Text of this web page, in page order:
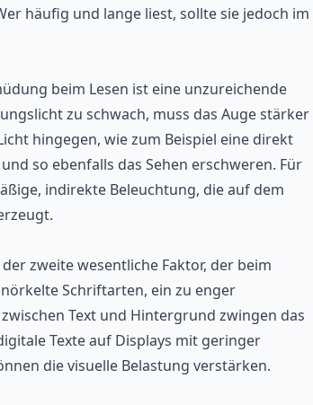
häufig und lange liest, sollte sie jedoch im
beim Lesen ist eine unzureichende
zu schwach, muss das Auge stärker
hingegen, wie zum Beispiel eine direkt
so ebenfalls das Sehen erschweren. Für
indirekte Beleuchtung, die auf dem
zweite wesentliche Faktor, der beim
Schriftarten, ein zu enger
Text und Hintergrund zwingen das
Texte auf Displays mit geringer
die visuelle Belastung verstärken.